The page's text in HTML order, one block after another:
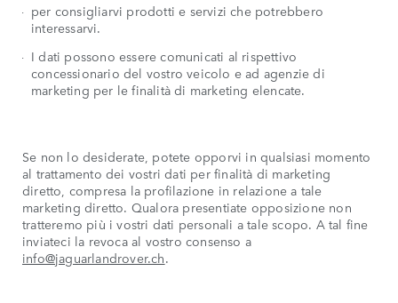
per consigliarvi prodotti e servizi che potrebbero
interessarvi.
I dati possono essere comunicati al rispettivo
concessionario del vostro veicolo e ad agenzie di
marketing per le finalità di marketing elencate.
Se non lo desiderate, potete opporvi in qualsiasi momento
al trattamento dei vostri dati per finalità di marketing
diretto, compresa la profilazione in relazione a tale
marketing diretto. Qualora presentiate opposizione non
tratteremo più i vostri dati personali a tale scopo. A tal fine
inviateci la revoca al vostro consenso a
info@jaguarlandrover.ch.